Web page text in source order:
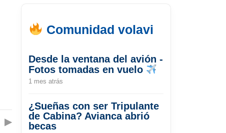
▶
Comunidad volavi
Desde la ventana del avión -
Fotos tomadas en vuelo
1 mes atrás
¿Sueñas con ser Tripulante
de Cabina? Avianca abrió
becas